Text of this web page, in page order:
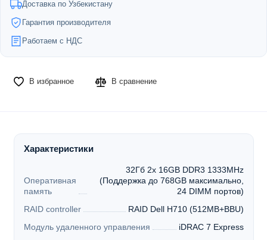
Доставка по Узбекистану
Гарантия производителя
Работаем с НДС
В избранное В сравнение
Характеристики
Оперативная
память
32Гб 2x 16GB DDR3 1333MHz
(Поддержка до 768GB максимально,
24 DIMM портов)
RAID controller
RAID Dell H710 (512MB+BBU)
Модуль удаленного управления
iDRAC 7 Express